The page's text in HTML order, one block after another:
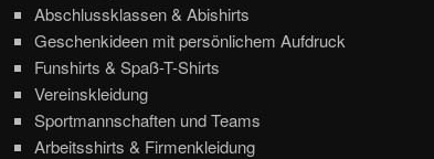
Abschlussklassen & Abishirts
Geschenkideen mit persönlichem Aufdruck
Funshirts & Spaß-T-Shirts
Vereinskleidung
Sportmannschaften und Teams
Arbeitsshirts & Firmenkleidung